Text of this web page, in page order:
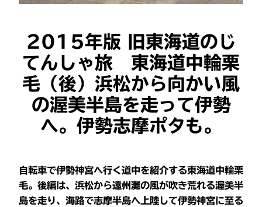
2015年版 旧東海道のじ
てんしゃ旅 東海道中輪栗
毛（後）浜松から向かい風
の渥美半島を走って伊勢
へ。伊勢志摩ポタも。
自転車で伊勢神宮へ行く道中を紹介する東海道中輪栗
毛。後編は、浜松から遠州灘の風が吹き荒れる渥美半
島を走り、海路で志摩半島へ上陸して伊勢神宮に至る